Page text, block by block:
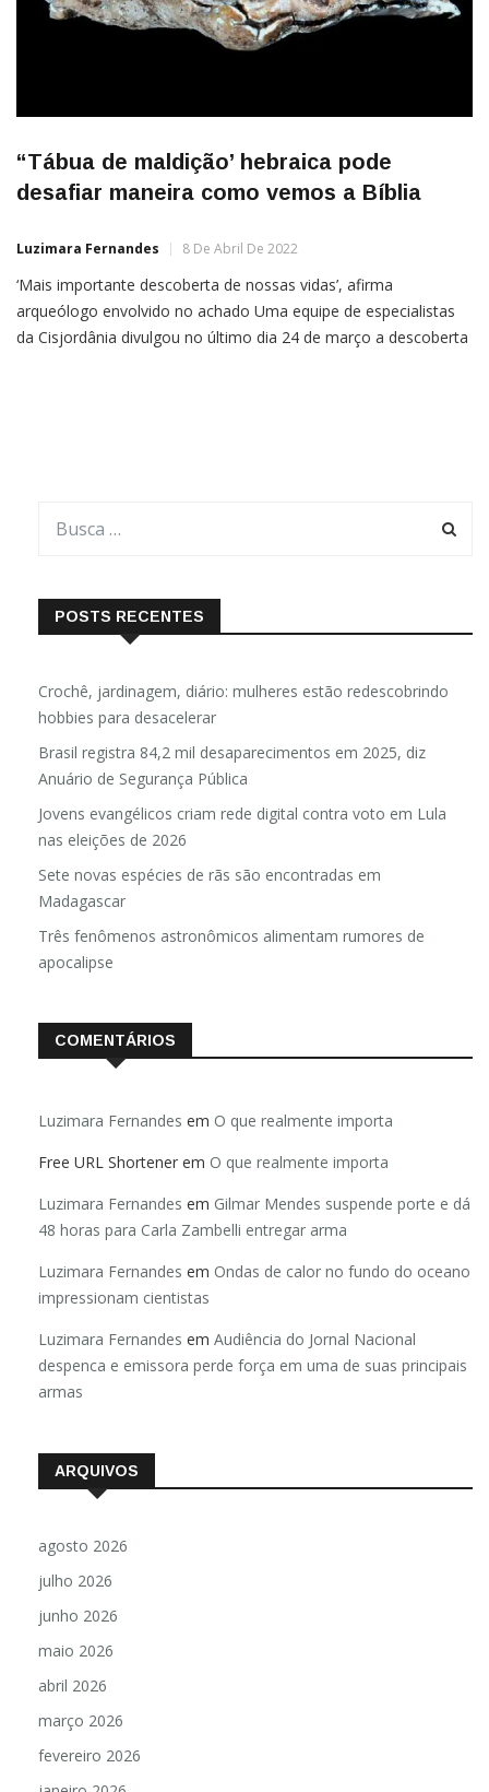
“Tábua de maldição’ hebraica pode
desafiar maneira como vemos a Bíblia
Luzimara Fernandes 8 De Abril De 2022
‘Mais importante descoberta de nossas vidas’, afirma
arqueólogo envolvido no achado Uma equipe de especialistas
da Cisjordânia divulgou no último dia 24 de março a descoberta
POSTS RECENTES
Crochê, jardinagem, diário: mulheres estão redescobrindo
hobbies para desacelerar
Brasil registra 84,2 mil desaparecimentos em 2025, diz
Anuário de Segurança Pública
Jovens evangélicos criam rede digital contra voto em Lula
nas eleições de 2026
Sete novas espécies de rãs são encontradas em
Madagascar
Três fenômenos astronômicos alimentam rumores de
apocalipse
COMENTÁRIOS
Luzimara Fernandes em O que realmente importa
Free URL Shortener em O que realmente importa
Luzimara Fernandes em Gilmar Mendes suspende porte e dá
48 horas para Carla Zambelli entregar arma
Luzimara Fernandes em Ondas de calor no fundo do oceano
impressionam cientistas
Luzimara Fernandes em Audiência do Jornal Nacional
despenca e emissora perde força em uma de suas principais
armas
ARQUIVOS
agosto 2026
julho 2026
junho 2026
maio 2026
abril 2026
março 2026
fevereiro 2026